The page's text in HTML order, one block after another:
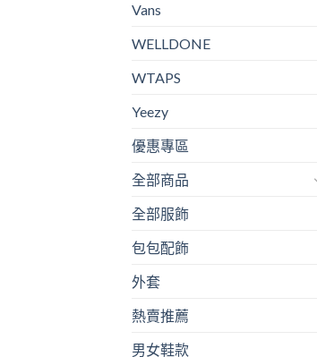
Vans
WELLDONE
WTAPS
Yeezy
優惠專區
全部商品
全部服飾
包包配飾
外套
熱賣推薦
男女鞋款